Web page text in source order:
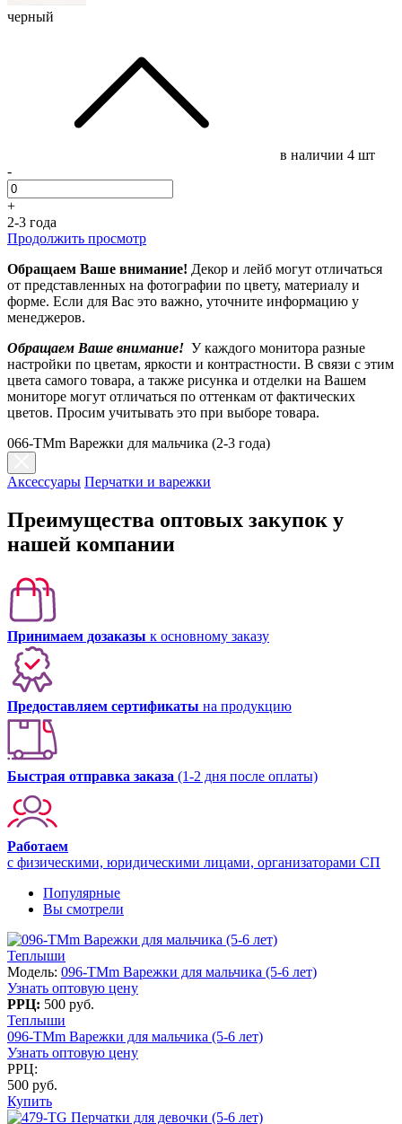
черный
в наличии 4 шт
-
+
2-3 года
Продолжить просмотр
Обращаем Ваше внимание! Декор и лейб могут отличаться
от представленных на фотографии по цвету, материалу и
форме. Если для Вас это важно, уточните информацию у
менеджеров.
Обращаем Ваше внимание! У каждого монитора разные
настройки по цветам, яркости и контрастности. В связи с этим
цвета самого товара, а также рисунка и отделки на Вашем
мониторе могут отличаться по оттенкам от фактических
цветов. Просим учитывать это при выборе товара.
066-TMm Варежки для мальчика (2-3 года)
Аксессуары Перчатки и варежки
Преимущества оптовых закупок у
нашей компании
Принимаем дозаказы к основному заказу
Предоставляем сертификаты на продукцию
Быстрая отправка заказа (1-2 дня после оплаты)
Работаем
с физическими, юридическими лицами, организаторами СП
Популярные
Вы смотрели
Теплыши
Модель: 096-TMm Варежки для мальчика (5-6 лет)
Узнать оптовую цену
РРЦ: 500 руб.
Теплыши
096-TMm Варежки для мальчика (5-6 лет)
Узнать оптовую цену
РРЦ:
500 руб.
Купить